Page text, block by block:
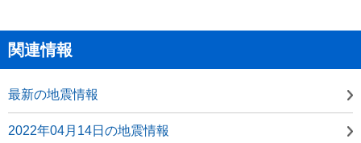
関連情報
最新の地震情報
2022年04月14日の地震情報